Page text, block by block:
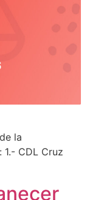
la
CDL Cruz